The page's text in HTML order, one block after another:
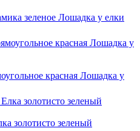
зеленое Лошадка у елки
красная Лошадка у
золотисто зеленый